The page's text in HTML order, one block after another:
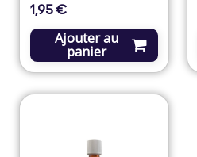
Prix
1,95 €
Ajouter au
panier